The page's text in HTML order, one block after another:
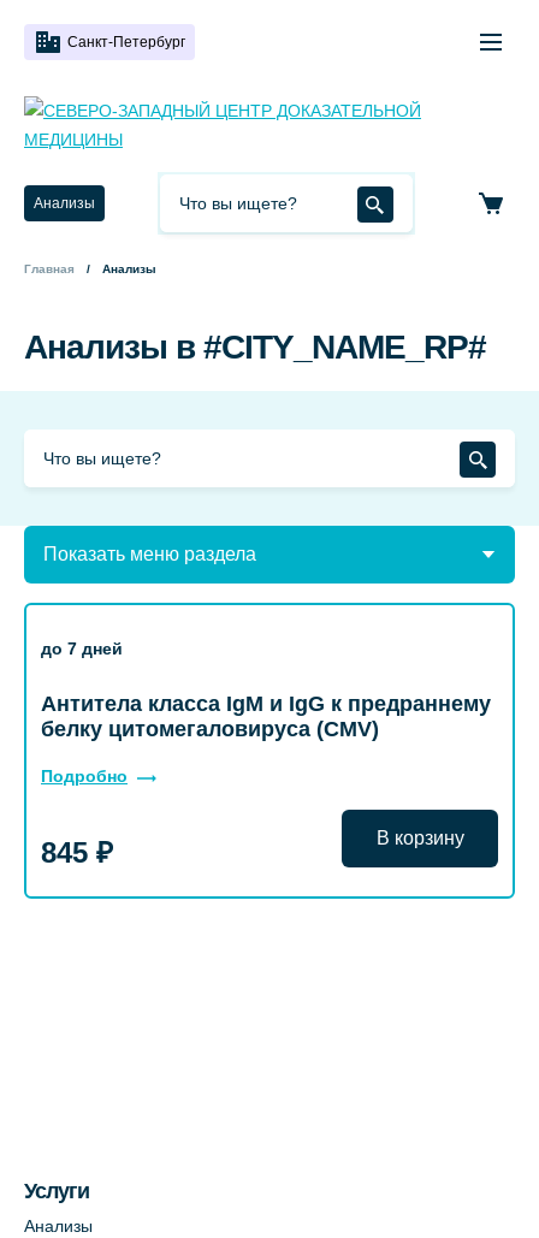
Санкт-Петербург
Анализы
Главная Анализы
Анализы в #CITY_NAME_RP#
Показать меню раздела
до 7 дней
Антитела класса IgM и IgG к предраннему
белку цитомегаловируса (CMV)
Подробно
845 ₽ В корзину
Услуги
Анализы